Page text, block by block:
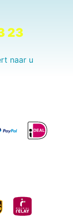
23
naar u